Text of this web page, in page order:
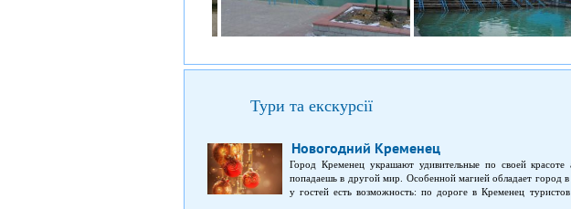
Тури та екскурсії
Новогодний Кременец
Город Кременец украшают удивительные по своей
попадаешь в другой мир. Особенной магией обладает город
у гостей есть возможность: по дороге в Кременец